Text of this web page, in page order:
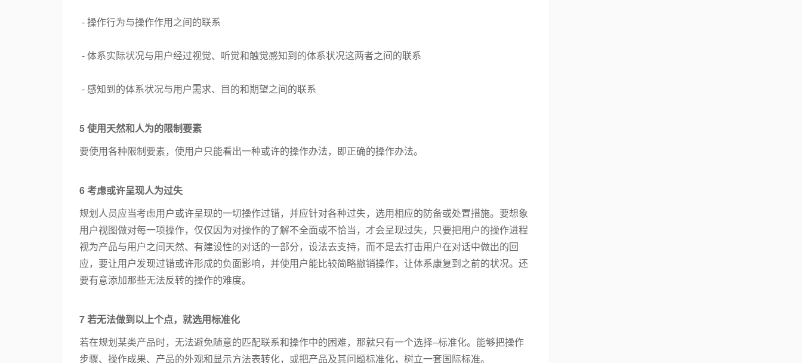
- 操作行为与操作作用之间的联系
- 体系实际状况与用户经过视觉、听觉和触觉感知到的体系状况这两者之间的联系
- 感知到的体系状况与用户需求、目的和期望之间的联系
5 使用天然和人为的限制要素
要使用各种限制要素，使用户只能看出一种或许的操作办法，即正确的操作办法。
6 考虑或许呈现人为过失
规划人员应当考虑用户或许呈现的一切操作过错，并应针对各种过失，选用相应的防备或处置措施。要想象
用户视图做对每一项操作，仅仅因为对操作的了解不全面或不恰当，才会呈现过失，只要把用户的操作进程
视为产品与用户之间天然、有建设性的对话的一部分，设法去支持，而不是去打击用户在对话中做出的回
应，要让用户发现过错或许形成的负面影响，并使用户能比较简略撤销操作，让体系康复到之前的状况。还
要有意添加那些无法反转的操作的难度。
7 若无法做到以上个点，就选用标准化
若在规划某类产品时，无法避免随意的匹配联系和操作中的困难，那就只有一个选择–标准化。能够把操作
步骤、操作成果、产品的外观和显示方法表转化，或把产品及其问题标准化，树立一套国际标准。